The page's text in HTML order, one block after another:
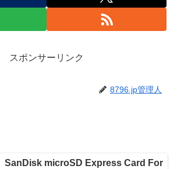
スポンサーリンク
8796.jp管理人
SanDisk microSD Express Card For